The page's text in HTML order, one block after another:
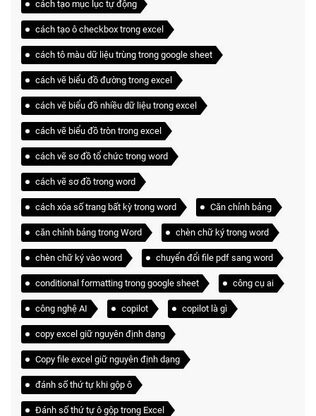
cách tạo mục lục tự động
cách tạo ô checkbox trong excel
cách tô màu dữ liệu trùng trong google sheet
cách vẽ biểu đồ đường trong excel
cách vẽ biểu đồ nhiều dữ liệu trong excel
cách vẽ biểu đồ tròn trong excel
cách vẽ sơ đồ tổ chức trong word
cách vẽ sơ đồ trong word
cách xóa số trang bất kỳ trong word Căn chỉnh bảng
căn chỉnh bảng trong Word chèn chữ ký trong word
chèn chữ ký vào word chuyển đổi file pdf sang word
conditional formatting trong google sheet công cụ ai
công nghệ AI copilot copilot là gì
copy excel giữ nguyên định dạng
Copy file excel giữ nguyên định dạng
đánh số thứ tự khi gộp ô
Đánh số thứ tự ô gộp trong Excel